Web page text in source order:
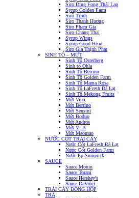
Siro Ding Fong Thái Lan
Syrup Golden Farm
Sirô Trinh
Siro Thanh Hương
Siro Phạm Gia
Siro Chang Thai
Syrup Wings
Syrup Good Heart
Siro Gia Thịnh Phát
SINH TỐ – MỨT
Sinh Tố Osterberg
Sinh tố Ohla
Sinh Tố Berrino
Sinh Tố Golden Farm
Sinh Tố Mama Rosa
Sinh Tố LaFresh Đà Lạt
Sinh Tố Mekong Fruits
Mứt Vina
Mứt Berrino
Mứt Sensini
Mứt Boduo
Mứt Andros
Mứt Vị Á
Mứt Maomao
NƯỚC CỐT TRÁI CÂY
Nước Cốt LaFresh Đà Lạt
Nước Cốt Golden Farm
Nước Ép Sunquick
SAUCE
Sauce Monin
Sauce Torani
Sauce Hershey’s
Sauce DaVinci
TRÁI CÂY ĐÓNG HỘP
TRÀ